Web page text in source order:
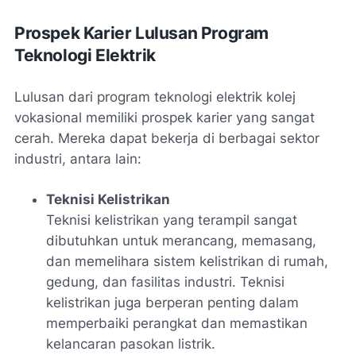
Prospek Karier Lulusan Program
Teknologi Elektrik
Lulusan dari program teknologi elektrik kolej
vokasional memiliki prospek karier yang sangat
cerah. Mereka dapat bekerja di berbagai sektor
industri, antara lain:
Teknisi Kelistrikan
Teknisi kelistrikan yang terampil sangat
dibutuhkan untuk merancang, memasang,
dan memelihara sistem kelistrikan di rumah,
gedung, dan fasilitas industri. Teknisi
kelistrikan juga berperan penting dalam
memperbaiki perangkat dan memastikan
kelancaran pasokan listrik.